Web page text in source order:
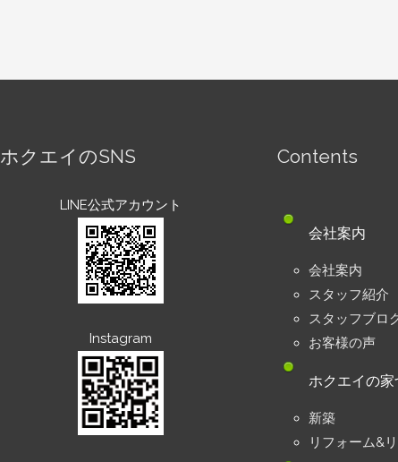
ホクエイのSNS
LINE公式アカウント
Instagram
Contents
会社案内
会社案内
スタッフ紹介
スタッフブロ
お客様の声
ホクエイの家
新築
リフォーム&